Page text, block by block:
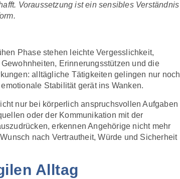
Voraussetzung ist ein sensibles Verständnis
Phase stehen leichte Vergesslichkeit,
Erinnerungsstützen und die
alltägliche Tätigkeiten gelingen nur noch
Stabilität gerät ins Wanken.
nur bei körperlich anspruchsvollen Aufgaben
oder der Kommunikation mit der
erkennen Angehörige nicht mehr
nach Vertrautheit, Würde und Sicherheit
Alltag